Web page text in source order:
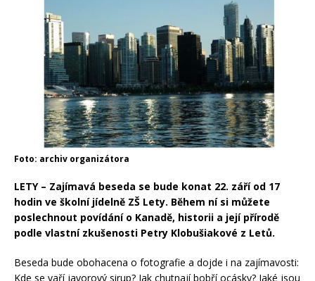
Foto: archiv organizátora
LETY – Zajímavá beseda se bude konat 22. září od 17
hodin ve školní jídelně ZŠ Lety. Během ní si můžete
poslechnout povídání o Kanadě, historii a její přírodě
podle vlastní zkušenosti Petry Klobušiakové z Letů.
Beseda bude obohacena o fotografie a dojde i na zajímavosti:
Kde se vaří javorový sirup? Jak chutnají bobří ocásky? Jaké jsou